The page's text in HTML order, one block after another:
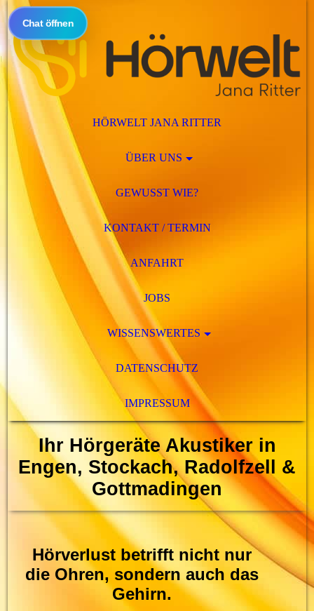
HÖRWELT JANA RITTER
ÜBER UNS
GEWUSST WIE?
KONTAKT / TERMIN
ANFAHRT
JOBS
WISSENSWERTES
DATENSCHUTZ
IMPRESSUM
Ihr Hörgeräte Akustiker in
Engen, Stockach, Radolfzell &
Gottmadingen
Hörverlust betrifft nicht nur
die Ohren, sondern auch das
Gehirn.
Chat öffnen